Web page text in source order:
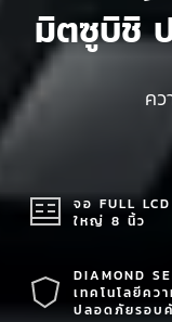
มิตซูบิชิ
ค
จอ FULL
ใหญ่ 8 นิ้ว
DIAMOND
เทคโนโลยีควา
ปลอดภัยรอบ